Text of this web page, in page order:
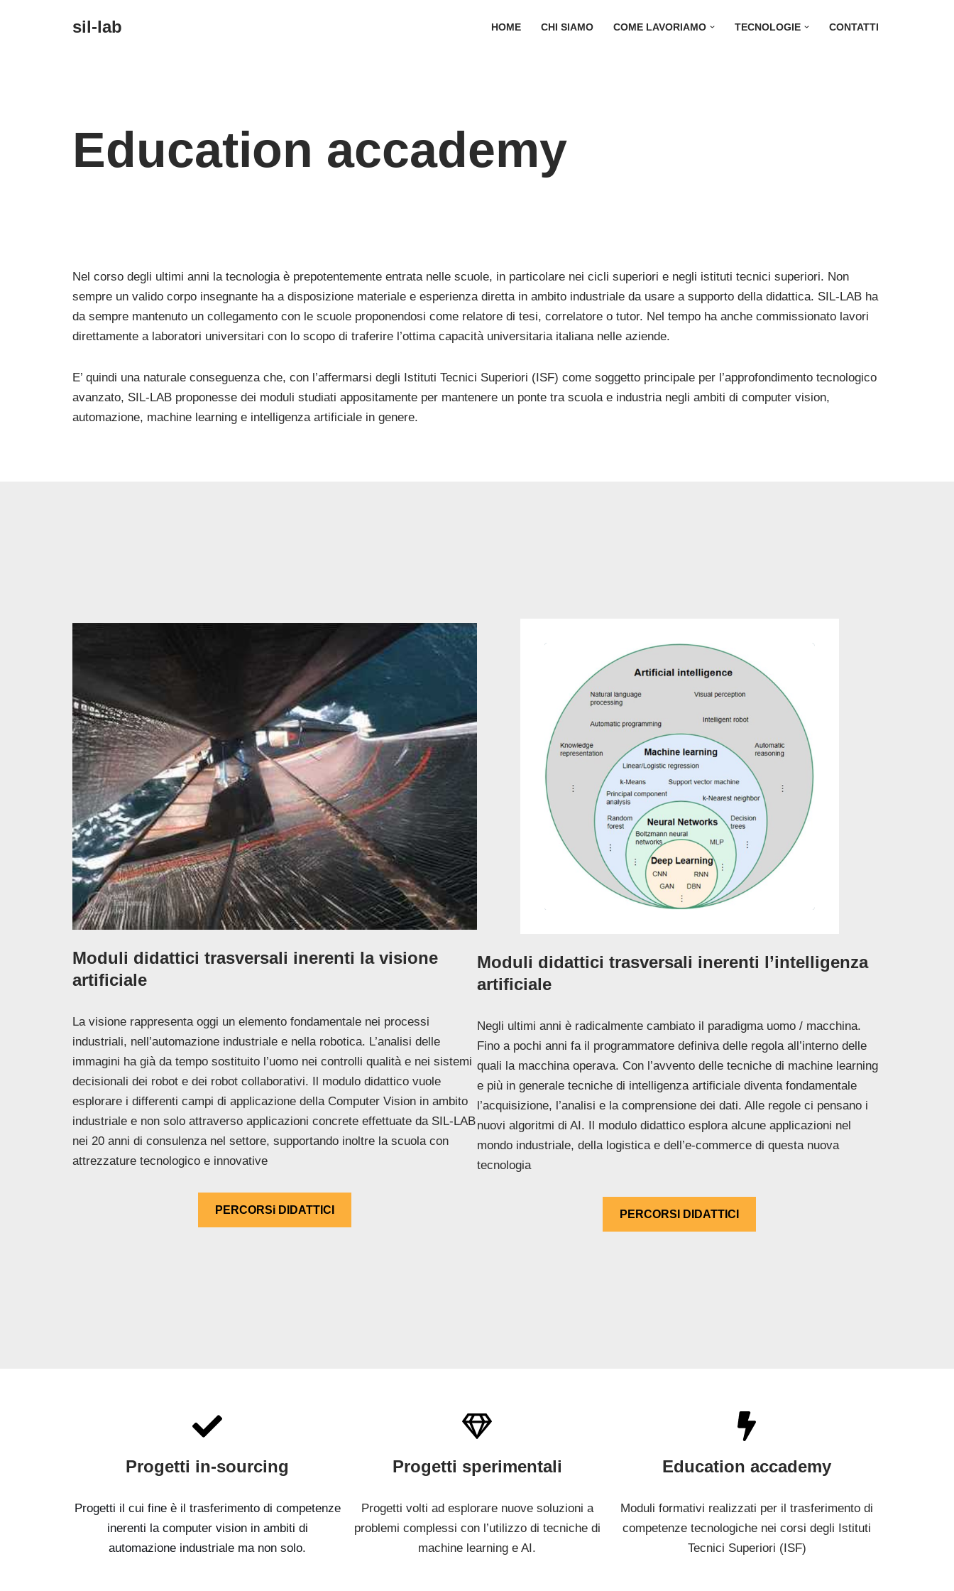
sil-lab HOME CHI SIAMO COME LAVORIAMO TECNOLOGIE CONTATTI
Education accademy
Nel corso degli ultimi anni la tecnologia è prepotentemente entrata nelle scuole, in particolare nei cicli superiori e negli istituti tecnici superiori. Non
sempre un valido corpo insegnante ha a disposizione materiale e esperienza diretta in ambito industriale da usare a supporto della didattica. SIL-LAB ha
da sempre mantenuto un collegamento con le scuole proponendosi come relatore di tesi, correlatore o tutor. Nel tempo ha anche commissionato lavori
direttamente a laboratori universitari con lo scopo di traferire l’ottima capacità universitaria italiana nelle aziende.
E’ quindi una naturale conseguenza che, con l’affermarsi degli Istituti Tecnici Superiori (ISF) come soggetto principale per l’approfondimento tecnologico
avanzato, SIL-LAB proponesse dei moduli studiati appositamente per mantenere un ponte tra scuola e industria negli ambiti di computer vision,
automazione, machine learning e intelligenza artificiale in genere.
Moduli didattici trasversali inerenti la visione
artificiale
La visione rappresenta oggi un elemento fondamentale nei processi
industriali, nell’automazione industriale e nella robotica. L’analisi delle
immagini ha già da tempo sostituito l’uomo nei controlli qualità e nei sistemi
decisionali dei robot e dei robot collaborativi. Il modulo didattico vuole
esplorare i differenti campi di applicazione della Computer Vision in ambito
industriale e non solo attraverso applicazioni concrete effettuate da SIL-LAB
nei 20 anni di consulenza nel settore, supportando inoltre la scuola con
attrezzature tecnologico e innovative
PERCORSi DIDATTICI
Moduli didattici trasversali inerenti l’intelligenza
artificiale
Negli ultimi anni è radicalmente cambiato il paradigma uomo / macchina.
Fino a pochi anni fa il programmatore definiva delle regola all’interno delle
quali la macchina operava. Con l’avvento delle tecniche di machine learning
e più in generale tecniche di intelligenza artificiale diventa fondamentale
l’acquisizione, l’analisi e la comprensione dei dati. Alle regole ci pensano i
nuovi algoritmi di AI. Il modulo didattico esplora alcune applicazioni nel
mondo industriale, della logistica e dell’e-commerce di questa nuova
tecnologia
PERCORSI DIDATTICI
Progetti in-sourcing
Progetti il cui fine è il trasferimento di competenze
inerenti la computer vision in ambiti di
automazione industriale ma non solo.
Progetti sperimentali
Progetti volti ad esplorare nuove soluzioni a
problemi complessi con l’utilizzo di tecniche di
machine learning e AI.
Education accademy
Moduli formativi realizzati per il trasferimento di
competenze tecnologiche nei corsi degli Istituti
Tecnici Superiori (ISF)